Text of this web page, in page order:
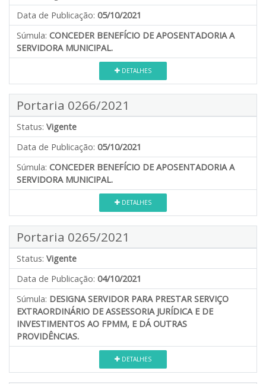
Data de Publicação: 05/10/2021
Súmula: CONCEDER BENEFÍCIO DE APOSENTADORIA A
SERVIDORA MUNICIPAL.
DETALHES
Portaria 0266/2021
Status: Vigente
Data de Publicação: 05/10/2021
Súmula: CONCEDER BENEFÍCIO DE APOSENTADORIA A
SERVIDORA MUNICIPAL.
DETALHES
Portaria 0265/2021
Status: Vigente
Data de Publicação: 04/10/2021
Súmula: DESIGNA SERVIDOR PARA PRESTAR SERVIÇO
EXTRAORDINÁRIO DE ASSESSORIA JURÍDICA E DE
INVESTIMENTOS AO FPMM, E DÁ OUTRAS
PROVIDÊNCIAS.
DETALHES